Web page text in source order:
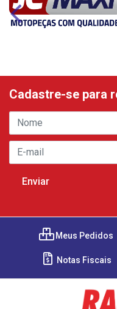
Cadastre-se para
Meus Pedidos
Notas Fiscais